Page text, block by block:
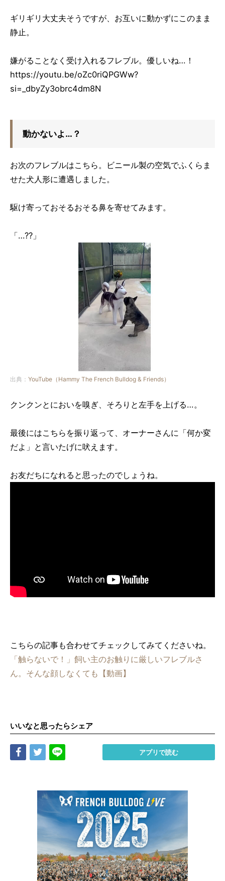
ギリギリ大丈夫そうですが、お互いに動かずにこのまま
静止。
嫌がることなく受け入れるフレブル。優しいね…！
https://youtu.be/oZc0riQPGWw?
si=_dbyZy3obrc4dm8N
動かないよ…？
お次のフレブルはこちら。ビニール製の空気でふくらま
せた犬人形に遭遇しました。
駆け寄っておそるおそる鼻を寄せてみます。
「…??」
出典： YouTube（Hammy The French Bulldog & Friends）
クンクンとにおいを嗅ぎ、そろりと左手を上げる…。
最後にはこちらを振り返って、オーナーさんに「何か変
だよ」と言いたげに吠えます。
お友だちになれると思ったのでしょうね。
こちらの記事も合わせてチェックしてみてくださいね。
「触らないで！」飼い主のお触りに厳しいフレブルさ
ん。そんな顔しなくても【動画】
いいなと思ったらシェア
Share Tweet アプリで読む